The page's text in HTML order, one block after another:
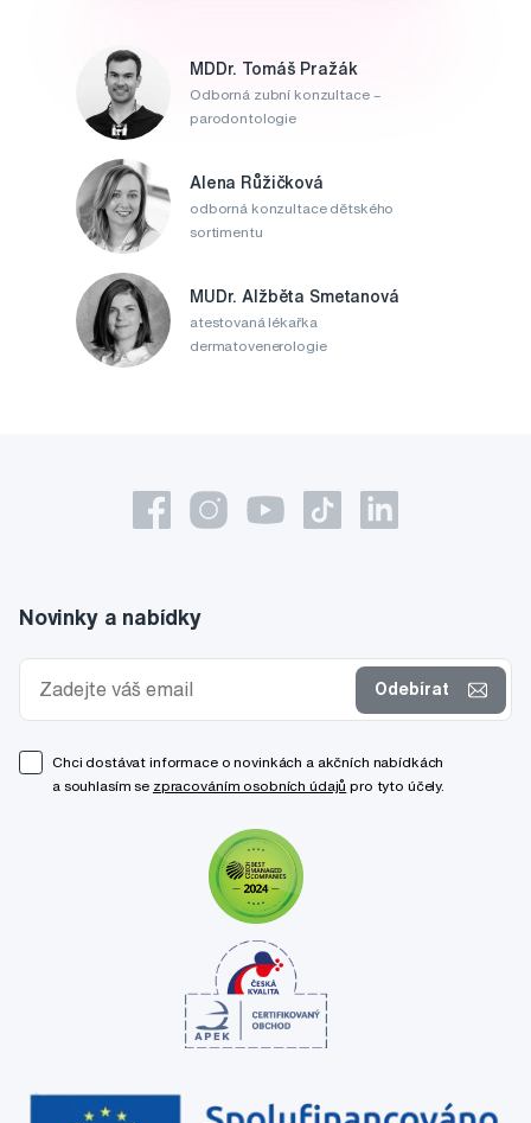
MDDr. Tomáš Pražák
Odborná zubní konzultace –
parodontologie
Alena Růžičková
odborná konzultace dětského
sortimentu
MUDr. Alžběta Smetanová
atestovaná lékařka
dermatovenerologie
Novinky a nabídky
Odebírat
Chci dostávat informace o novinkách a akčních nabídkách
a souhlasím se zpracováním osobních údajů pro tyto účely.